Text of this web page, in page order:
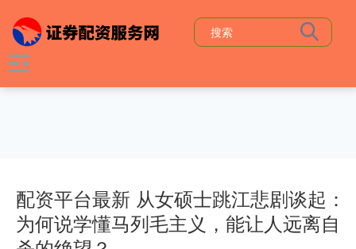
配资平台最新 从女硕士跳江悲剧谈起：
为何说学懂马列毛主义，能让人远离自